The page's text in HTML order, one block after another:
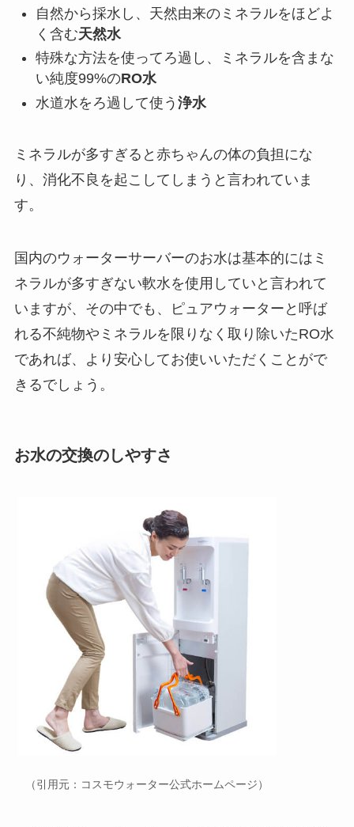
自然から採水し、天然由来のミネラルをほどよ
く含む天然水
特殊な方法を使ってろ過し、ミネラルを含まな
い純度99%のRO水
水道水をろ過して使う 浄水
ミネラルが多すぎると赤ちゃんの体の負担にな
り、消化不良を起こしてしまうと言われていま
す。
国内のウォーターサーバーのお水は基本的にはミ
ネラルが多すぎない軟水を使用していと言われて
いますが、その中でも、ピュアウォーターと呼ば
れる不純物やミネラルを限りなく取り除いたRO水
であれば、より安心してお使いいただくことがで
きるでしょう。
お水の交換のしやすさ
（引用元：コスモウォーター公式ホームページ）